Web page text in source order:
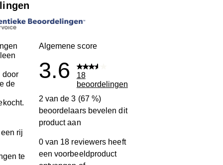
door
de
rij
te
Algemene score
3.6
18
beoordelingen
2 van de 3 (67 %)
beoordelaars bevelen dit
product aan
0 van 18 reviewers heeft
een voorbeeldproduct